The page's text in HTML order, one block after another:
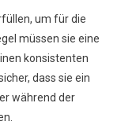
um für die
müssen sie eine
konsistenten
dass sie ein
während der